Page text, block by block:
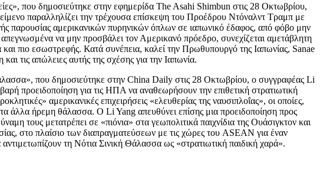
που δημοσιεύτηκε στην εφημερίδα The Asahi Shimbun στις 28 Οκτωβρίου,
παραλληλίζει την τρέχουσα επίσκεψη του Προέδρου Ντόναλντ Τραμπ με
παρουσίας αμερικανικών πυρηνικών όπλων σε ιαπωνικό έδαφος, από φόβο μην
να μην προσβάλει τον Αμερικανό πρόεδρο, συνεχίζεται αμετάβλητη
πιο εσωστρεφής. Κατά συνέπεια, καλεί την Πρωθυπουργό της Ιαπωνίας, Sanae
τις απώλειες αυτής της σχέσης για την Ιαπωνία.
που δημοσιεύτηκε στην China Daily στις 28 Οκτωβρίου, ο συγγραφέας Li
προειδοποίηση για τις ΗΠΑ να αναθεωρήσουν την επιθετική στρατιωτική
αμερικανικές επιχειρήσεις «ελευθερίας της ναυσιπλοΐας», οι οποίες,
άλλα ήρεμη θάλασσα. Ο Li Yang απευθύνει επίσης μια προειδοποίηση προς
τους μετατρέπει σε «πιόνια» στα γεωπολιτικά παιχνίδια της Ουάσιγκτον και
στο πλαίσιο των διαπραγματεύσεων με τις χώρες του ASEAN για έναν
τη Νότια Σινική Θάλασσα ως «στρατιωτική παιδική χαρά».